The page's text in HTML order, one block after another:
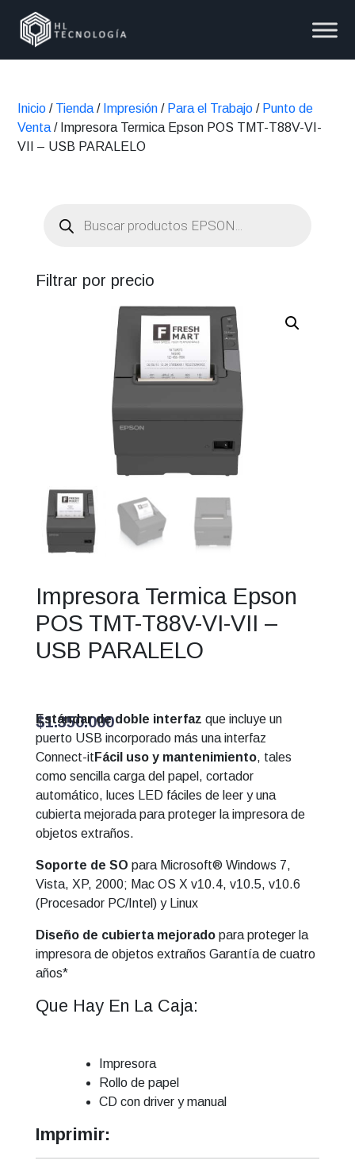
Inicio / Tienda / Impresión / Para el Trabajo / Punto de
Venta / Impresora Termica Epson POS TMT-T88V-VI-
VII – USB PARALELO
productos
Filtrar por precio
Impresora Termica Epson
POS TMT-T88V-VI-VII –
USB PARALELO
$1.350.000
Estándar de doble interfaz que incluye un
puerto USB incorporado más una interfaz
Connect-it Fácil uso y mantenimiento, tales
como sencilla carga del papel, cortador
automático, luces LED fáciles de leer y una
cubierta mejorada para proteger la impresora de
objetos extraños.
Soporte de SO para Microsoft® Windows 7,
Vista, XP, 2000; Mac OS X v10.4, v10.5, v10.6
(Procesador PC/Intel) y Linux
Diseño de cubierta mejoradopara proteger la
impresora de objetos extraños Garantía de cuatro
años*
Que Hay En La Caja:
Impresora
Rollo de papel
CD con driver y manual
Imprimir: